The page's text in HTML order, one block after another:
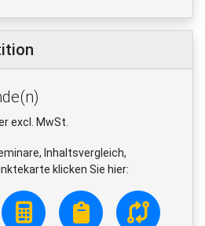
excl. MwSt.
Inhaltsvergleich,
klicken Sie hier: